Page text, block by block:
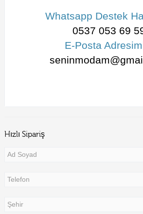
Whatsapp Destek
0537 053 69
E-Posta
Hızlı Sipariş